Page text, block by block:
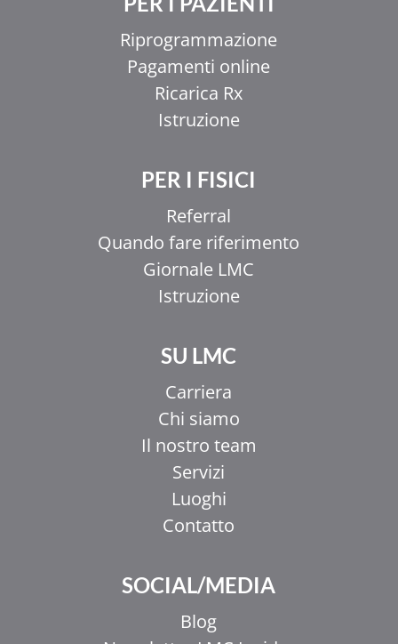
Riprogrammazione
Pagamenti online
Ricarica Rx
Istruzione
PER I FISICI
Referral
Quando fare riferimento
Giornale LMC
Istruzione
SU LMC
Carriera
Chi siamo
Il nostro team
Servizi
Luoghi
Contatto
SOCIAL/MEDIA
Blog